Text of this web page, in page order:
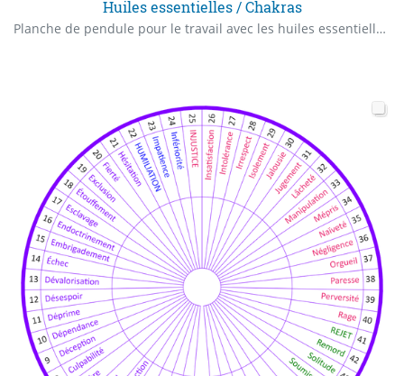
Huiles essentielles / Chakras
Planche de pendule pour le travail avec les huiles essentielles, plus indication des chakras en correspondance.